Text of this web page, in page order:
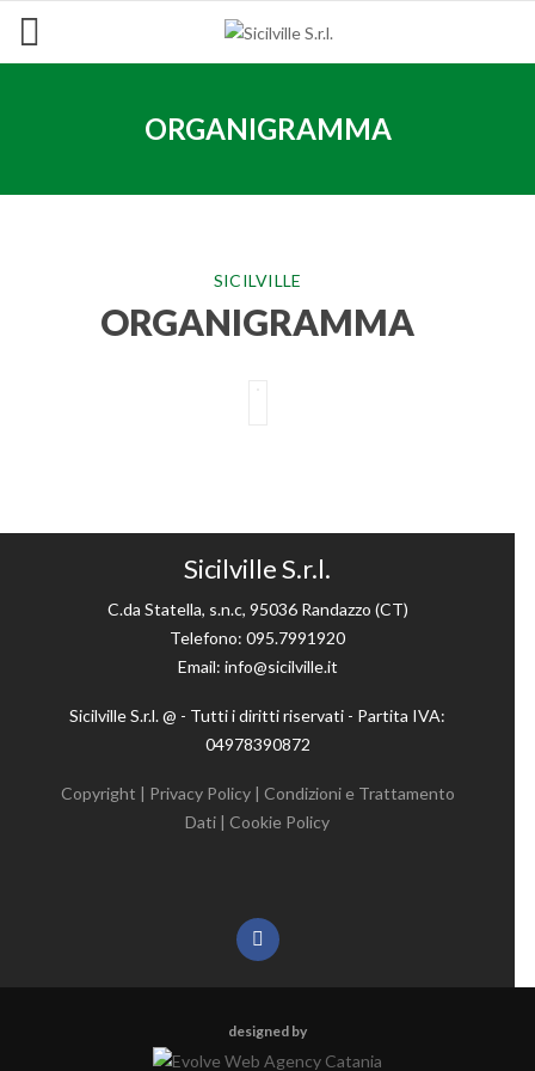
ORGANIGRAMMA
SICILVILLE
ORGANIGRAMMA
Sicilville S.r.l.
C.da Statella, s.n.c, 95036 Randazzo (CT)
Telefono: 095.7991920
Email: info@sicilville.it
Sicilville S.r.l. @ - Tutti i diritti riservati - Partita IVA:
04978390872
Copyright | Privacy Policy| Condizioni e Trattamento
Dati | Cookie Policy
designed by